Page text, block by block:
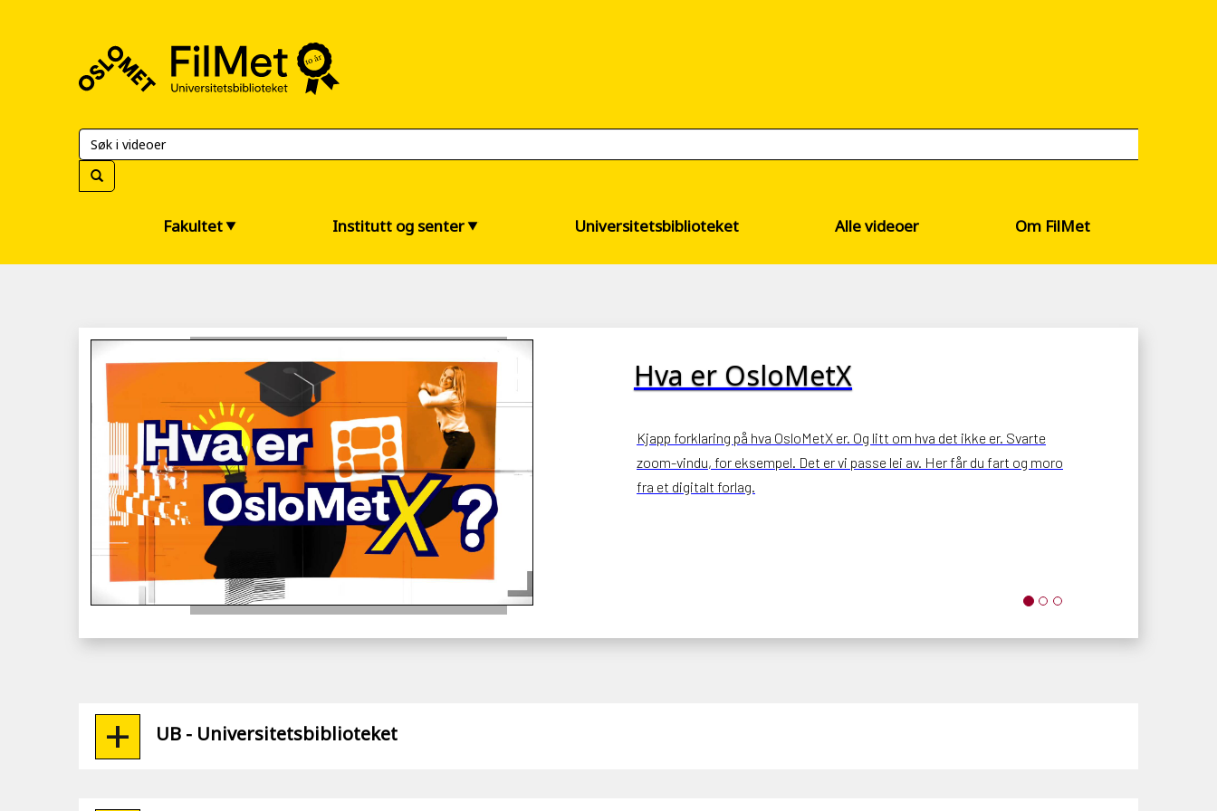
Universitetsbiblioteket
Fakultet Institutt og senter Universitetsbiblioteket Alle videoer Om FilMet
Hva er OsloMetX
Kjapp forklaring på hva OsloMetX er. Og litt om hva det ikke er. Svarte
zoom-vindu, for eksempel. Det er vi passe lei av. Her får du fart og moro
fra et digitalt forlag.
UB - Universitetsbiblioteket